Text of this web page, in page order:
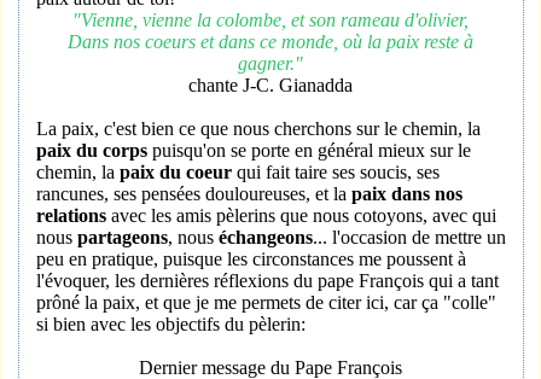
"Vienne, vienne la colombe, et son rameau d'olivier,
Dans nos coeurs et dans ce monde, où la paix reste à
gagner."
chante J-C. Gianadda
La paix, c'est bien ce que nous cherchons sur le chemin, la
paix du corpspuisqu'on se porte en général mieux sur le
chemin, la paix du coeurqui fait taire ses soucis, ses
rancunes, ses pensées douloureuses, et la paix dans nos
relationsavec les amis pèlerins que nous cotoyons, avec qui
nous partageons, nous échangeons... l'occasion de mettre un
peu en pratique, puisque les circonstances me poussent à
l'évoquer, les dernières réflexions du pape François qui a tant
prôné la paix, et que je me permets de citer ici, car ça "colle"
si bien avec les objectifs du pèlerin:
Dernier message du Pape François